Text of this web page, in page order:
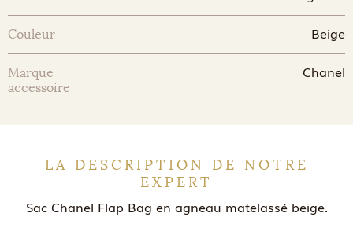
Couleur Beige
Marque
accessoire
Chanel
LA DESCRIPTION DE NOTRE
EXPERT
Sac Chanel Flap Bag en agneau matelassé beige.